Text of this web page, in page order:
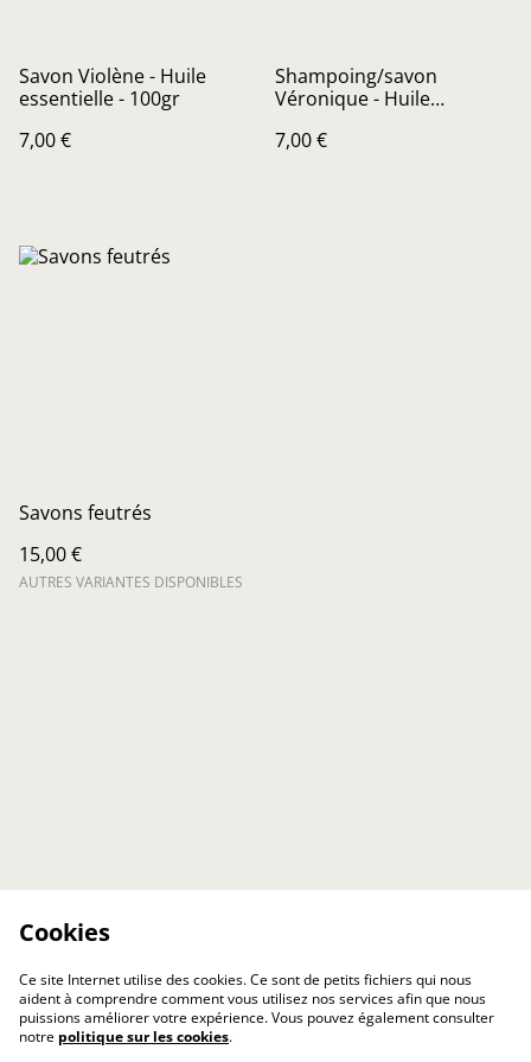
Savon Violène - Huile
essentielle - 100gr
7,00 €
Shampoing/savon
Véronique - Huile
7,00 €
Savons feutrés
15,00 €
AUTRES VARIANTES DISPONIBLES
Cookies
Ce site Internet utilise des cookies. Ce sont de petits fichiers qui nous
aident à comprendre comment vous utilisez nos services afin que nous
puissions améliorer votre expérience. Vous pouvez également consulter
notre politique sur les cookies.